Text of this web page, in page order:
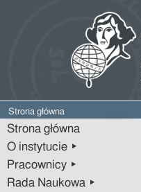
Strona główna
Strona główna
O instytucie ▸
Pracownicy ▸
Rada Naukowa ▸